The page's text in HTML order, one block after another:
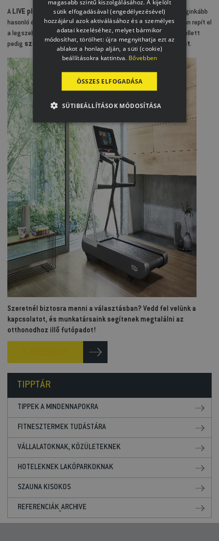
A LIVE platformlehetővé teszi, hogy a szabadtéri futáshoz leginkább
hasonló élményben legyen részed. A21,5”-os kijelzővirtuálisan repít el
a legszebb útvonalakra, a professzionális tréningprogramok mellett
pedig szórakoztató tartalmak százai színesítik az edzést.
Szeretnél biztosra menni a választásban? Vedd fel velünk a
kapcsolatot, és munkatársaink segítenek megtalálni az
otthonodhoz illő futópadot!
TIPPTÁR
TIPPEK A MINDENNAPOKRA
FITNESZTERMEK TUDÁSTÁRA
VÁLLALATOKNAK, KÖZÜLETEKNEK
HOTELEKNEK LAKÓPARKOKNAK
SZAUNA KISOKOS
REFERENCIÁK_ARCHIVE
magasabb szintű kiszolgálásához. A kijelölt
sütik elfogadásával (engedélyezésével)
hozzájárul azok aktiválásához és a személyes
adatai kezeléséhez, melyet bármikor
módosíthat, törölhet: újra megnyithatja ezt az
ablakot a honlap alján, a süti (cookie)
beállításokra kattintva. Bővebben
ÖSSZES ELFOGADÁSA
SÜTIBEÁLLÍTÁSOK MÓDOSÍTÁSA